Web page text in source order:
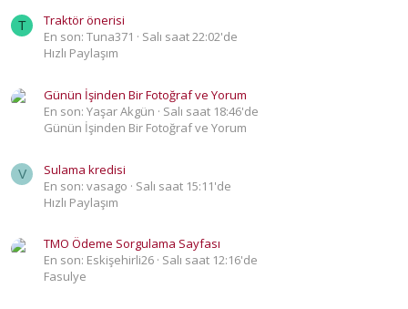
T
Traktör önerisi
En son: Tuna371
Salı saat 22:02'de
Hızlı Paylaşım
Günün İşinden Bir Fotoğraf ve Yorum
En son: Yaşar Akgün
Salı saat 18:46'de
Günün İşinden Bir Fotoğraf ve Yorum
V
Sulama kredisi
En son: vasago
Salı saat 15:11'de
Hızlı Paylaşım
TMO Ödeme Sorgulama Sayfası
En son: Eskişehirli26 Salı saat 12:16'de
Fasulye